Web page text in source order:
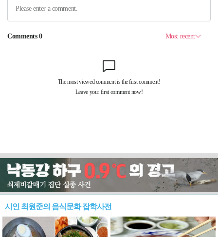
시인 최원준의 음식문화 잡학사전